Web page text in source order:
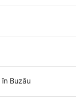
în Buzău